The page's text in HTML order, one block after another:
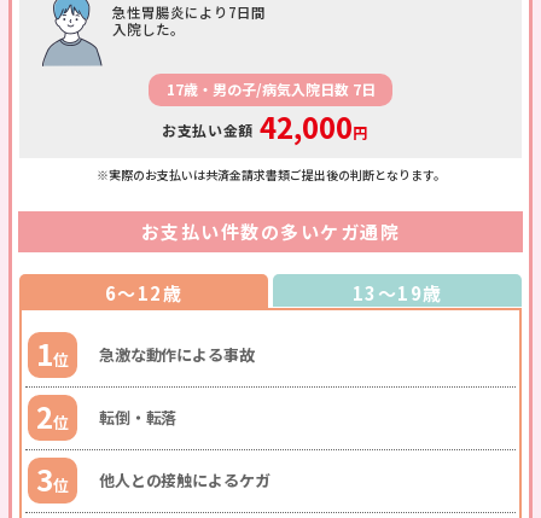
急性胃腸炎により7日間
入院した。
17歳・男の子/病気入院日数 7日
お支払い金額 42,000円
※実際のお支払いは共済金請求書類ご提出後の判断となります。
お支払い件数の多いケガ通院
6～12歳 13～19歳
1位 急激な動作による事故
2位 転倒・転落
3位 他人との接触によるケガ